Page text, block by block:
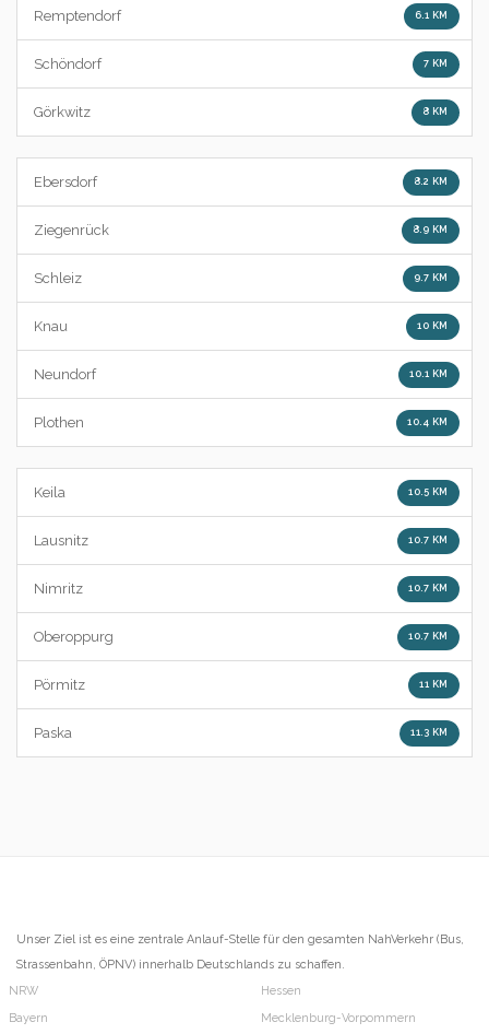
Remptendorf 6.1 KM
Schöndorf 7 KM
Görkwitz 8 KM
Ebersdorf 8.2 KM
Ziegenrück 8.9 KM
Schleiz 9.7 KM
Knau 10 KM
Neundorf 10.1 KM
Plothen 10.4 KM
Keila 10.5 KM
Lausnitz 10.7 KM
Nimritz 10.7 KM
Oberoppurg 10.7 KM
Pörmitz 11 KM
Paska 11.3 KM
Unser Ziel ist es eine zentrale Anlauf-Stelle für den gesamten NahVerkehr (Bus,
Strassenbahn, ÖPNV) innerhalb Deutschlands zu schaffen.
NRW
Bayern
Hessen
Mecklenburg-Vorpommern